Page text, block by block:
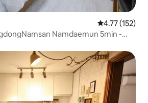
औसत रेटिंग 5 में से
4.77 (152)
Namdaemun 5min -